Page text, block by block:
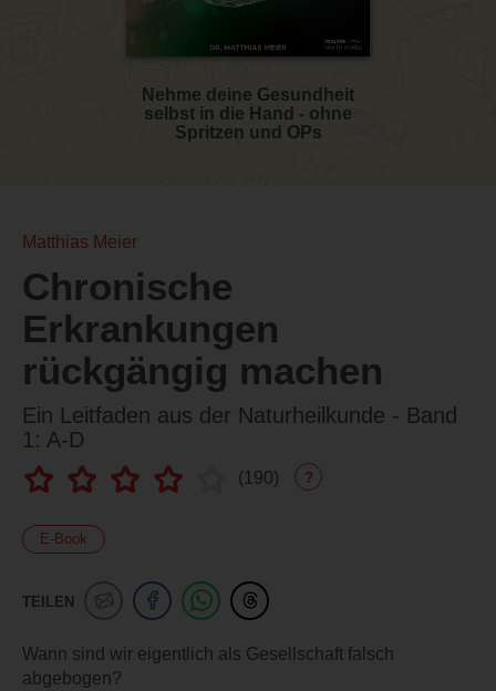
Nehme deine Gesundheit
selbst in die Hand - ohne
Spritzen und OPs
Matthias Meier
Chronische
Erkrankungen
rückgängig machen
Ein Leitfaden aus der Naturheilkunde - Band
1: A-D
(190) ?
E-Book
TEILEN
Wann sind wir eigentlich als Gesellschaft falsch
abgebogen?